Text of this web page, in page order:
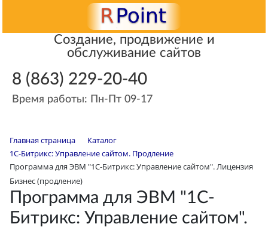
Создание, продвижение и
обслуживание сайтов
8 (863) 229-20-40
Время работы: Пн-Пт 09-17
Главная страница
Каталог
1С-Битрикс: Управление сайтом. Продление
Программа для ЭВМ "1С-Битрикс: Управление сайтом". Лицензия
Бизнес (продление)
Программа для ЭВМ "1С-
Битрикс: Управление сайтом".